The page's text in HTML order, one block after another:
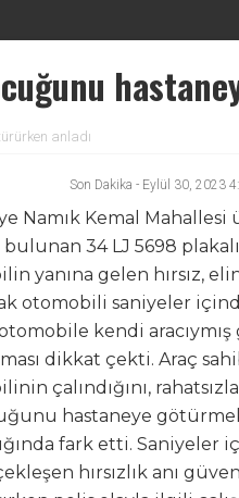
anladı
Son Dakika - Eylül 30, 2023
Namık Kemal
34 LJ 5698
yanına gelen hırsız,
otomobili saniyeler
otomobile kendi
dikkat çekti. Araç
çalındığını,
hastaneye
fark etti. Saniyeler
hırsızlık anı